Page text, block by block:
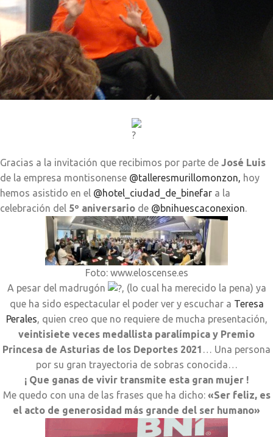
Gracias a la invitación que recibimos por parte de José Luis
de la empresa montisonense @talleresmurillomonzon, hoy
hemos asistido en el @hotel_ciudad_de_binefar a la
celebración del 5º aniversario de @bnihuescaconexion.
Foto: www.eloscense.es
A pesar del madrugón
, (lo cual ha merecido la pena) ya
que ha sido espectacular el poder ver y escuchar a Teresa
Perales, quien creo que no requiere de mucha presentación,
veintisiete veces medallista paralímpica y Premio
Princesa de Asturias de los Deportes 2021 … Una persona
por su gran trayectoria de sobras conocida…
¡ Que ganas de vivir transmite esta gran mujer !
Me quedo con una de las frases que ha dicho: «Ser feliz, es
el acto de generosidad más grande del ser humano»